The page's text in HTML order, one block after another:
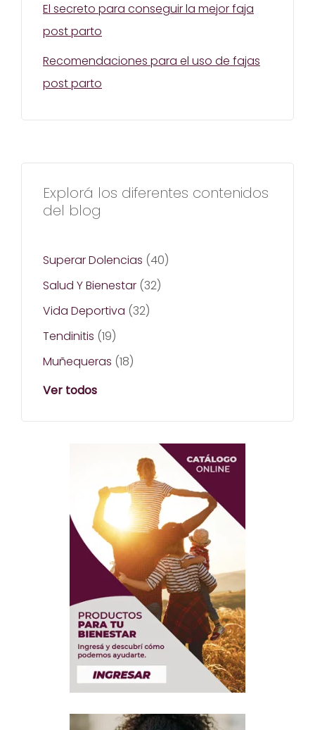
El secreto para conseguir la mejor faja
post parto
Recomendaciones para el uso de fajas
post parto
Explorá los diferentes contenidos
del blog
Superar Dolencias (40)
Salud Y Bienestar (32)
Vida Deportiva (32)
Tendinitis (19)
Muñequeras (18)
Ver todos